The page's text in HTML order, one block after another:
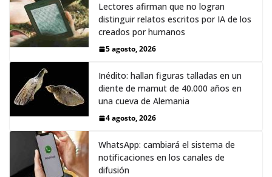
Lectores afirman que no logran
distinguir relatos escritos por IA de los
creados por humanos
5 agosto, 2026
Inédito: hallan figuras talladas en un
diente de mamut de 40.000 años en
una cueva de Alemania
4 agosto, 2026
WhatsApp: cambiará el sistema de
notificaciones en los canales de
difusión